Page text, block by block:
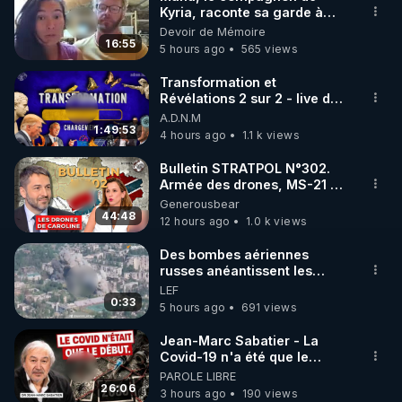
🌱 INSTAGRAM
https://www.instagram.com/rdlr_thierrycasasnovas/
http://rgnr.li/instagram
🌱 LA NEWSLETTER
Pour ne pas rater l’actualité RGNR (stages,
http://rgnr.li/news
🌱 VIDÉOS NON CENSURÉES SUR ODYSEE
Toutes les vidéos Youtube sont aussi sur la
http://rgnr.li/odysee
🌱 LES STAGES EN PRÉSENTIEL
http://rgnr.li/stages
16:55
Kyria, raconte sa garde à
vue musclée. PARTAGEZ!
Devoir de Mémoire
5 hours ago
565 views
1:49:53
Transformation et
Révélations 2 sur 2 - live du
07/08/26
A.D.N.M
4 hours ago
1.1 k views
44:48
Bulletin STRATPOL N°302.
Armée des drones, MS-21 en
série, missiles coréens.
07.08.2026.
Generousbear
12 hours ago
1.0 k views
0:33
Des bombes aériennes
russes anéantissent les
centres de contrôle de
drones de 3 brigades
ukrainienne
LEF
5 hours ago
691 views
26:06
Jean-Marc Sabatier - La
Covid-19 n'a été que le
début - L'ARN messager
jusqu où ira-t-il ?
PAROLE LIBRE
3 hours ago
190 views